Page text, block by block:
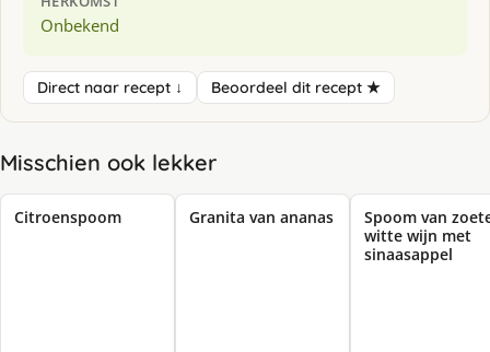
Onbekend
Direct naar recept ↓ Beoordeel dit recept ★
Misschien ook lekker
Citroenspoom Granita van ananas
Spoom van
witte wijn met
sinaasappel